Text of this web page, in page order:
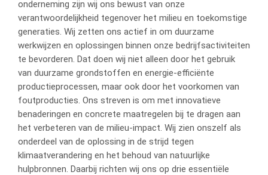
onderneming zijn wij ons bewust van onze
verantwoordelijkheid tegenover het milieu en toekomstige
generaties. Wij zetten ons actief in om duurzame
werkwijzen en oplossingen binnen onze bedrijfsactiviteiten
te bevorderen. Dat doen wij niet alleen door het gebruik
van duurzame grondstoffen en energie-efficiënte
productieprocessen, maar ook door het voorkomen van
foutproducties. Ons streven is om met innovatieve
benaderingen en concrete maatregelen bij te dragen aan
het verbeteren van de milieu-impact. Wij zien onszelf als
onderdeel van de oplossing in de strijd tegen
klimaatverandering en het behoud van natuurlijke
hulpbronnen. Daarbij richten wij ons op drie essentiële